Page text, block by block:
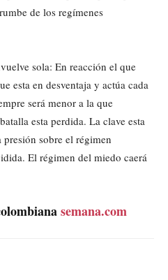
de los regímenes
sola: En reacción el que
esta en desventaja y actúa cada
será menor a la que
esta perdida. La clave esta
sobre el régimen
El régimen del miedo caerá
semana.com